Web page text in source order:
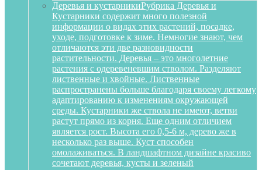
Деревья и кустарникиРубрика Деревья и
Кустарники содержит много полезной
информации о видах этих растений, посадке,
уходе, подготовке к зиме. Немногие знают, чем
отличаются эти две разновидности
растительности. Деревья – это многолетние
растения с одеревеневшим стволом. Разделяют
лиственные и хвойные. Лиственные
распространены больше благодаря своему легкому
адаптированию к изменениям окружающей
среды. Кустарники же ствола не имеют, ветви
растут прямо из корня. Еще одним отличием
является рост. Высота его 0,5-6 м, дерево же в
несколько раз выше. Куст способен
омолаживаться. В ландшафтном дизайне красиво
сочетают деревья, кусты и зеленый